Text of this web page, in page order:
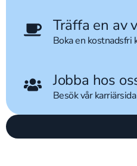
Träffa en av
Boka en kostnadsfri
Jobba hos
Besök vår karriärsida